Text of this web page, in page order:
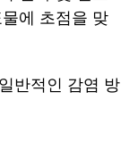
에 초점을 맞
반적인 감염 방